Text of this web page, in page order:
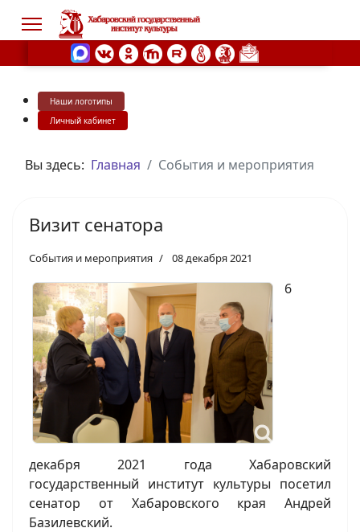
Наши логотипы
Личный кабинет
Вы здесь: Главная События и мероприятия
Визит сенатора
События и мероприятия 08 декабря 2021
6
декабря 2021 года Хабаровский
государственный институт культуры посетил
сенатор от Хабаровского края Андрей
Базилевский.